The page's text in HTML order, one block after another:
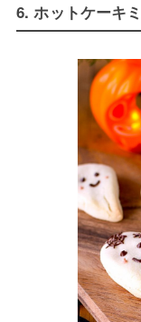
6. ホットケーキ